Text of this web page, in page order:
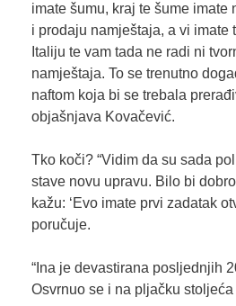
imate šumu, kraj te šume imate
i prodaju namještaja, a vi imate
Italiju te vam tada ne radi ni
namještaja. To se trenutno
naftom koja bi se trebala
objašnjava Kovačević.
Tko koči? “Vidim da su sada
stave novu upravu. Bilo bi
kažu: ‘Evo imate prvi zadatak
poručuje.
“Ina je devastirana posljednjih
Osvrnuo se i na pljačku stoljeća